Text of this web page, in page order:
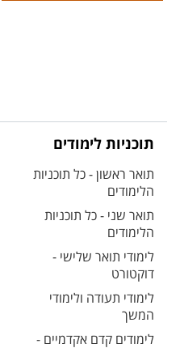
תוכניות לימודים
תואר ראשון - כל תוכניות
הלימודים
תואר שני - כל תוכניות
הלימודים
לימודי תואר שלישי -
דוקטורט
לימודי תעודה ולימודי
המשך
לימודים קדם אקדמיים -